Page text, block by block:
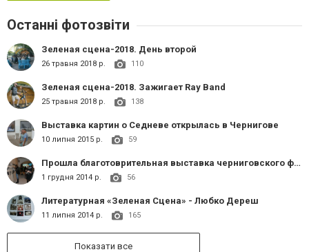
Останні фотозвіти
Зеленая сцена-2018. День второй
26 травня 2018 р. 110
Зеленая сцена-2018. Зажигает Ray Band
25 травня 2018 р. 138
Выставка картин о Седневе открылась в Чернигове
10 липня 2015 р. 59
Прошла благотоврительная выставка черниговского фотографа Богдана Гуляя «My sexy Chernihiv»
1 грудня 2014 р. 56
Литературная «Зеленая Сцена» - Любко Дереш
11 липня 2014 р. 165
Показати все